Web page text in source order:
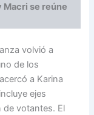
Macri se reúne
volvió a
de los
a Karina
ejes
de votantes. El